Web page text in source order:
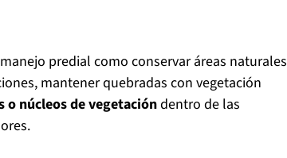
predial como conservar áreas naturales
mantener quebradas con vegetación
o núcleos de vegetacióndentro de las